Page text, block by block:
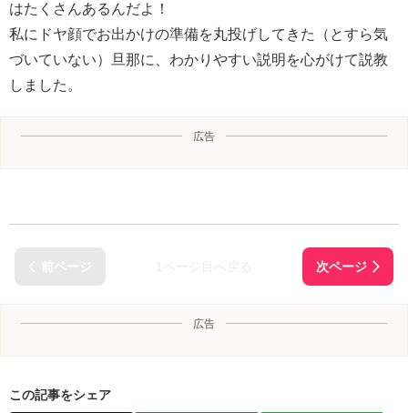
はたくさんあるんだよ！
私にドヤ顔でお出かけの準備を丸投げしてきた（とすら気
づいていない）旦那に、わかりやすい説明を心がけて説教
しました。
広告
広告
この記事をシェア